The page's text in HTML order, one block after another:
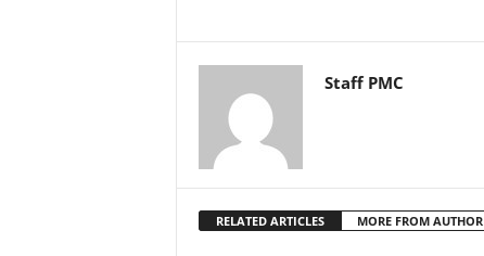
Staff PMC
RELATED ARTICLES MORE FROM AUTHOR